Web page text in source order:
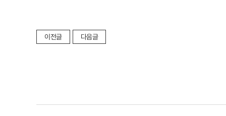
이전글 다음글